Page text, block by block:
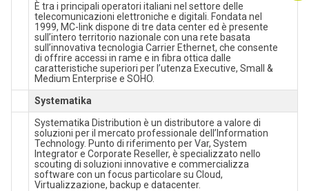
È tra i principali operatori italiani nel settore delle
telecomunicazioni elettroniche e digitali. Fondata nel
1999, MC-link dispone di tre data center ed è presente
sull’intero territorio nazionale con una rete basata
sull’innovativa tecnologia Carrier Ethernet, che consente
di offrire accessi in rame e in fibra ottica dalle
caratteristiche superiori per l’utenza Executive, Small &
Medium Enterprise e SOHO.
Systematika
Systematika Distribution è un distributore a valore di
soluzioni per il mercato professionale dell’Information
Technology. Punto di riferimento per Var, System
Integrator e Corporate Reseller, è specializzato nello
scouting di soluzioni innovative e commercializza
software con un focus particolare su Cloud,
Virtualizzazione, backup e datacenter.